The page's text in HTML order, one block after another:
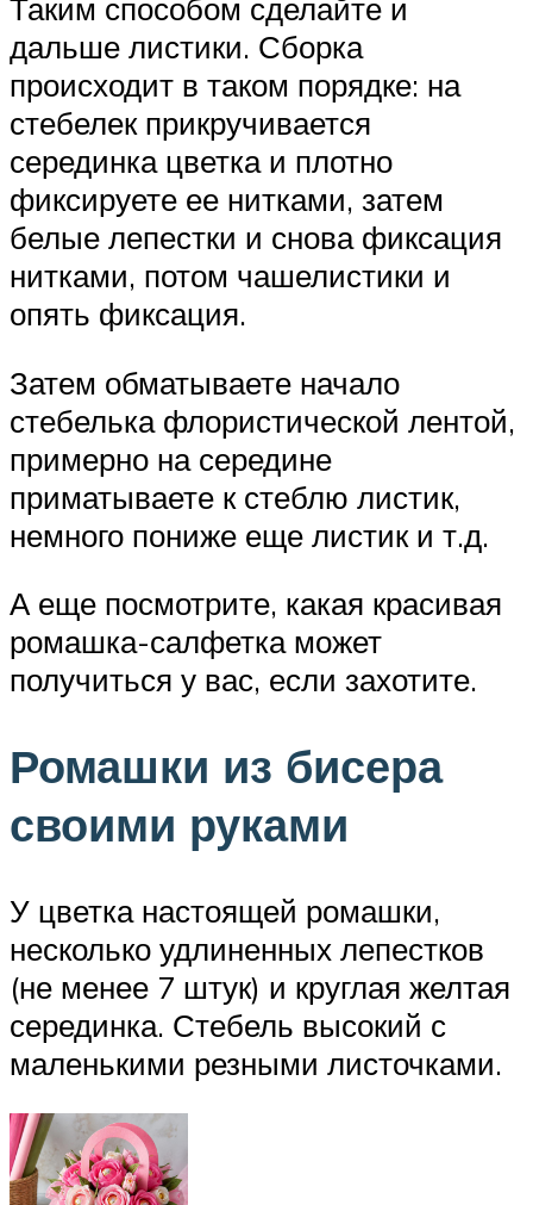
Таким способом сделайте и
дальше листики. Сборка
происходит в таком порядке: на
стебелек прикручивается
серединка цветка и плотно
фиксируете ее нитками, затем
белые лепестки и снова фиксация
нитками, потом чашелистики и
опять фиксация.
Затем обматываете начало
стебелька флористической лентой,
примерно на середине
приматываете к стеблю листик,
немного пониже еще листик и т.д.
А еще посмотрите, какая красивая
ромашка-салфетка может
получиться у вас, если захотите.
Ромашки из бисера
своими руками
У цветка настоящей ромашки,
несколько удлиненных лепестков
(не менее 7 штук) и круглая желтая
серединка. Стебель высокий с
маленькими резными листочками.